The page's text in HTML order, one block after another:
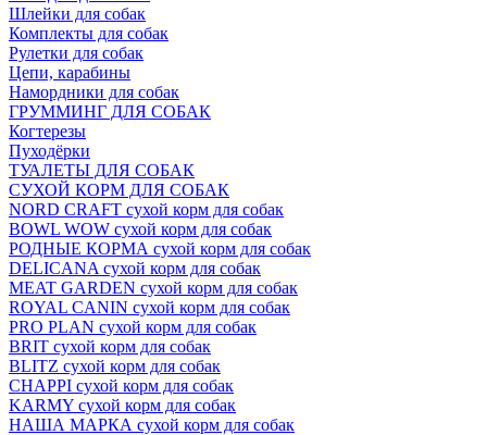
Шлейки для собак
Комплекты для собак
Рулетки для собак
Цепи, карабины
Намордники для собак
ГРУММИНГ ДЛЯ СОБАК
Когтерезы
Пуходёрки
ТУАЛЕТЫ ДЛЯ СОБАК
СУХОЙ КОРМ ДЛЯ СОБАК
NORD CRAFT сухой корм для собак
BOWL WOW сухой корм для собак
РОДНЫЕ КОРМА сухой корм для собак
DELICANA сухой корм для собак
MEAT GARDEN сухой корм для собак
ROYAL CANIN сухой корм для собак
PRO PLAN сухой корм для собак
BRIT сухой корм для собак
BLITZ сухой корм для собак
CHAPPI сухой корм для собак
KARMY сухой корм для собак
НАША МАРКА сухой корм для собак